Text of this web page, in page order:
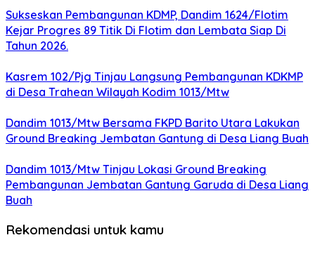
Sukseskan Pembangunan KDMP, Dandim 1624/Flotim
Kejar Progres 89 Titik Di Flotim dan Lembata Siap Di
Tahun 2026.
Kasrem 102/Pjg Tinjau Langsung Pembangunan KDKMP
di Desa Trahean Wilayah Kodim 1013/Mtw
Dandim 1013/Mtw Bersama FKPD Barito Utara Lakukan
Ground Breaking Jembatan Gantung di Desa Liang Buah
Dandim 1013/Mtw Tinjau Lokasi Ground Breaking
Pembangunan Jembatan Gantung Garuda di Desa Liang
Buah
Rekomendasi untuk kamu